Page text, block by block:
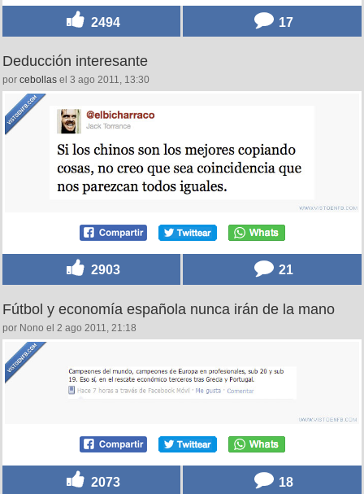
2494 17
Deducción interesante
por cebollas el 3 ago 2011, 13:30
2903 21
Fútbol y economía española nunca irán de la mano
por Nono el 2 ago 2011, 21:18
2073 18